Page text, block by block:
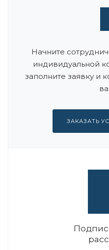
Начните
индивидуальной
заполните заявку и
ЗАКАЗАТЬ